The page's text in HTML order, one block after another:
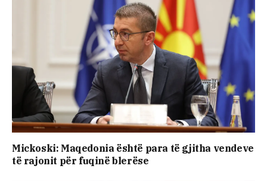
Mickoski: Maqedonia është para të gjitha vendeve
të rajonit për fuqinë blerëse